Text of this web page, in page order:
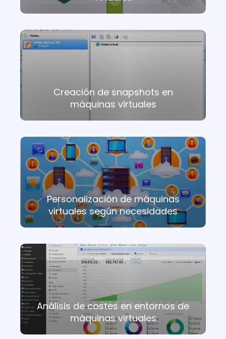
Creación de snapshots en
máquinas virtuales
Personalización de máquinas
virtuales según necesidades
Análisis de costes en entornos de
máquinas virtuales